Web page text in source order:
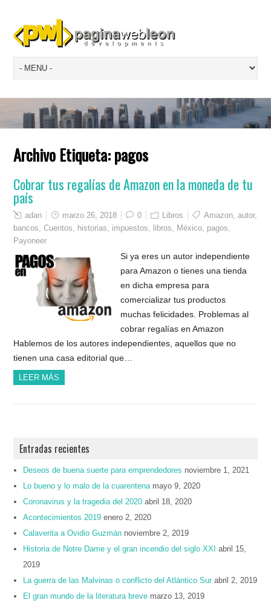
Archivo Etiqueta:pagos
Cobrar tus regalías de Amazon en la moneda de tu
país
adan marzo 26, 2018 0 Libros Amazon ,autor,
bancos ,Cuentos historias impuestos libros México pagos
Payoneer
Si ya eres un autor independiente
para Amazon o tienes una tienda
en dicha empresa para
comercializar tus productos
muchas felicidades. Problemas al
cobrar regalías en Amazon
Hablemos de los autores independientes, aquellos que no
tienen una casa editorial que…
LEER MÁS
Entradas recientes
Deseos de buena suerte para emprendedores noviembre 1, 2021
Lo bueno y lo malo de la cuarentena mayo 9, 2020
Coronavirus y la tragedia del 2020 abril 18, 2020
Acontecimientos 2019 enero 2, 2020
Calaverita a Ovidio Guzmán noviembre 2, 2019
Historia de Notre Dame y el gran incendio del siglo XXI
abril 15,
2019
La guerra de las Malvinas o conflicto del Atlántico Sur abril 2, 2019
El gran mundo de la literatura breve marzo 13, 2019